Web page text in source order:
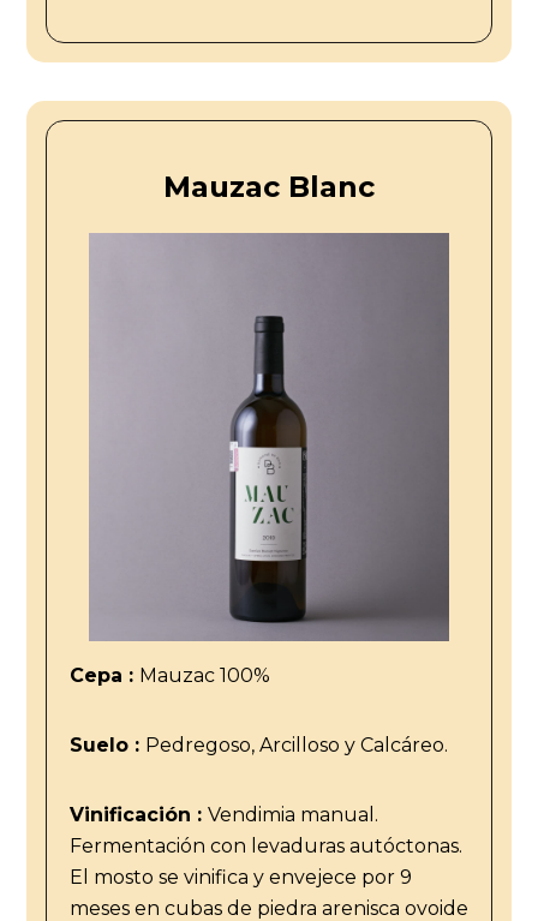
Mauzac Blanc
Cepa : Mauzac 100%
Suelo : Pedregoso, Arcilloso y Calcáreo.
Vinificación : Vendimia manual.
Fermentación con levaduras autóctonas.
El mosto se vinifica y envejece por 9
meses en cubas de piedra arenisca ovoide